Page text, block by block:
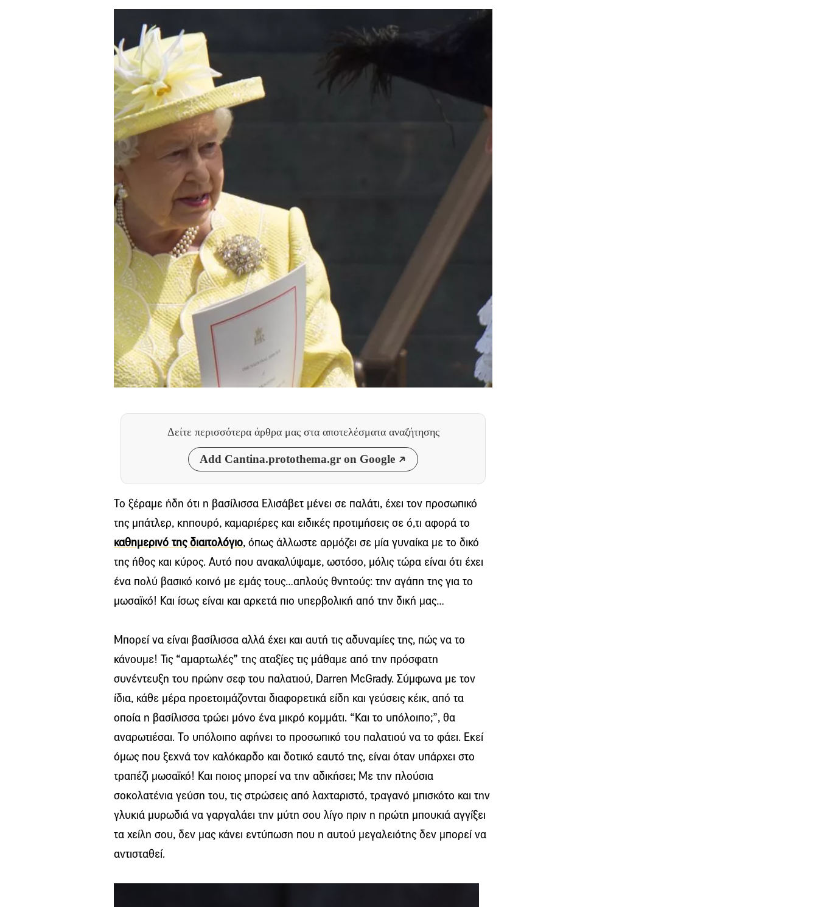
Δείτε περισσότερα άρθρα μας στα αποτελέσματα αναζήτησης
Add Cantina.protothema.gr on Google
Το ξέραμε ήδη ότι η βασίλισσα Ελισάβετ μένει σε παλάτι, έχει τον προσωπικό
της μπάτλερ, κηπουρό, καμαριέρες και ειδικές προτιμήσεις σε ό,τι αφορά το
καθημερινό της διαιτολόγιο, όπως άλλωστε αρμόζει σε μία γυναίκα με το δικό
της ήθος και κύρος. Αυτό που ανακαλύψαμε, ωστόσο, μόλις τώρα είναι ότι έχει
ένα πολύ βασικό κοινό με εμάς τους…απλούς θνητούς: την αγάπη της για το
μωσαϊκό! Και ίσως είναι και αρκετά πιο υπερβολική από την δική μας…
Μπορεί να είναι βασίλισσα αλλά έχει και αυτή τις αδυναμίες της, πώς να το
κάνουμε! Τις “αμαρτωλές” της αταξίες τις μάθαμε από την πρόσφατη
συνέντευξη του πρώην σεφ του παλατιού, Darren McGrady. Σύμφωνα με τον
ίδια, κάθε μέρα προετοιμάζονται διαφορετικά είδη και γεύσεις κέικ, από τα
οποία η βασίλισσα τρώει μόνο ένα μικρό κομμάτι. “Και το υπόλοιπο;”, θα
αναρωτιέσαι. Το υπόλοιπο αφήνει το προσωπικό του παλατιού να το φάει. Εκεί
όμως που ξεχνά τον καλόκαρδο και δοτικό εαυτό της, είναι όταν υπάρχει στο
τραπέζι μωσαϊκό! Και ποιος μπορεί να την αδικήσει; Με την πλούσια
σοκολατένια γεύση του, τις στρώσεις από λαχταριστό, τραγανό μπισκότο και την
γλυκιά μυρωδιά να γαργαλάει την μύτη σου λίγο πριν η πρώτη μπουκιά αγγίξει
τα χείλη σου, δεν μας κάνει εντύπωση που η αυτού μεγαλειότης δεν μπορεί να
αντισταθεί.